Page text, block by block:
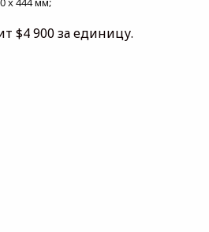
$4 900 за единицу.